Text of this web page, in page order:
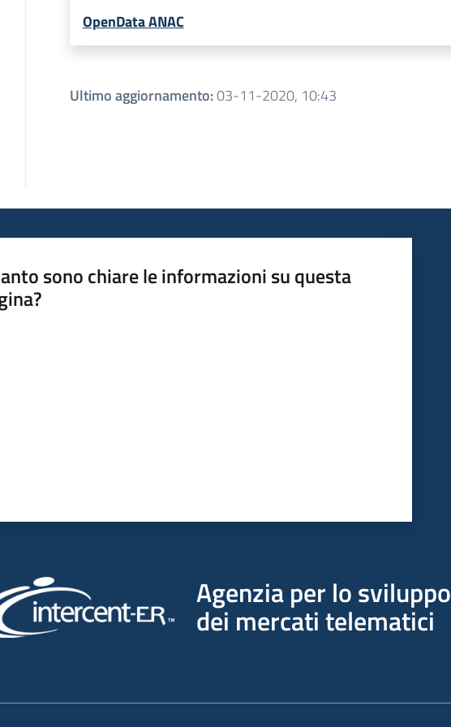
OpenData ANAC
Ultimo aggiornamento:03-11-2020, 10:43
sono chiare le informazioni su questa
Agenzia per lo sviluppo
dei mercati telematici